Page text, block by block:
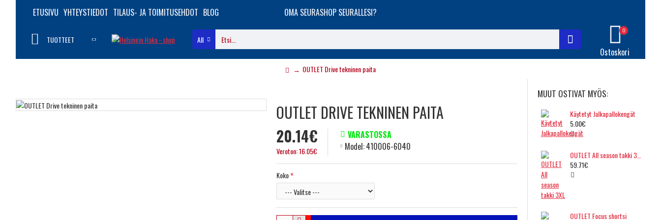
ETUSIVU YHTEYSTIEDOT TILAUS- JA TOIMITUSEHDOT BLOG OMA SEURASHOP SEURALLESI?
TUOTTEET All
Ostoskori
0
OUTLET Drive tekninen paita
OUTLET DRIVE TEKNINEN PAITA
20.14€
Veroton: 16.05€
VARASTOSSA
Model:410006-6040
Koko
MUUT OSTIVAT MYÖS:
Käytetyt Jalkapallokengät
5.00€
59.71€
OUTLET Focus shortsi